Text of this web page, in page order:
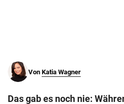
Von Katia Wagner
Das gab es noch nie: